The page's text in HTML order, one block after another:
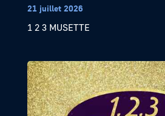
21 juillet 2026
1 2 3 MUSETTE